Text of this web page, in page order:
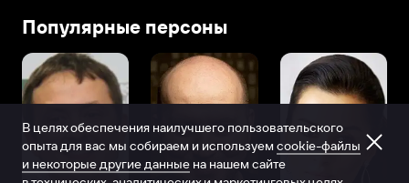
Популярные персоны
В целях обеспечения наилучшего пользовательского
опыта для вас мы собираем и используем cookie-файлы
и некоторые другие данные на нашем сайте